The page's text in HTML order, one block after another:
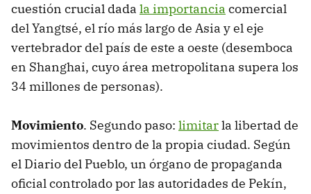
cuestión crucial dada la importancia comercial
del Yangtsé, el río más largo de Asia y el eje
vertebrador del país de este a oeste (desemboca
en Shanghai, cuyo área metropolitana supera los
34 millones de personas).
Movimiento. Segundo paso: limitarla libertad de
movimientos dentro de la propia ciudad. Según
el Diario del Pueblo, un órgano de propaganda
oficial controlado por las autoridades de Pekín,